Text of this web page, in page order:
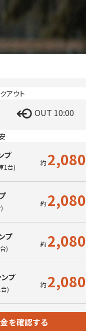
OUT 10:00
プ
1台) 2,080
2,080
プ
) 2,080
プ
) 2,080
を確認する